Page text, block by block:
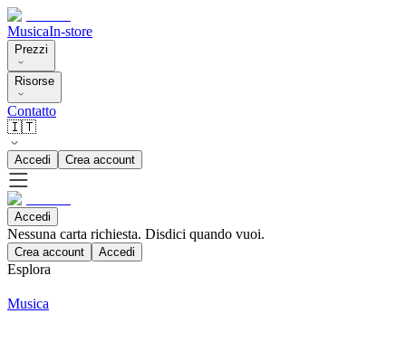
MusicaIn-store
Prezzi
Risorse
Contatto
🇮🇹
Accedi Crea account
Accedi
Nessuna carta richiesta. Disdici quando vuoi.
Crea account Accedi
Esplora
Musica